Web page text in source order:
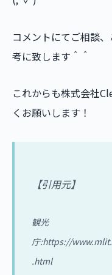
コメントにてご相談
考に致します＾＾
これからも株式会社
くお願いします！
【引用元】
観光
庁:https://
.html